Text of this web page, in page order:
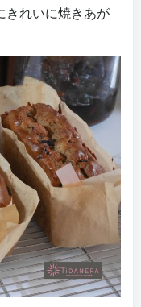
きれいに焼きあが